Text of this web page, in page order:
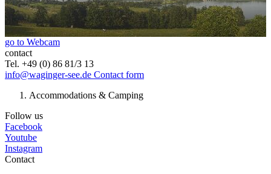
go to Webcam
contact
Tel. +49 (0) 86 81/3 13
info@waginger-see.de Contact form
Accommodations & Camping
Follow us
Facebook
Youtube
Instagram
Contact